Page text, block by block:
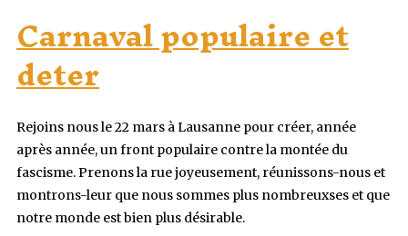
Carnaval populaire et
deter
Rejoins nous le 22 mars à Lausanne pour créer, année
après année, un front populaire contre la montée du
fascisme. Prenons la rue joyeusement, réunissons-nous et
montrons-leur que nous sommes plus nombreuxses et que
notre monde est bien plus désirable.